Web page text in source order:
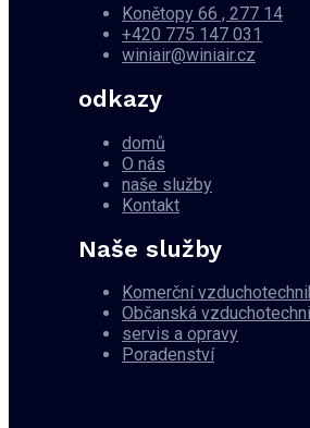
Konětopy 66 , 277 14
+420 775 147 031
winiair@winiair.cz
odkazy
domů
O nás
naše služby
Kontakt
Naše služby
Komerční
Občanská
servis a opravy
Poradenství